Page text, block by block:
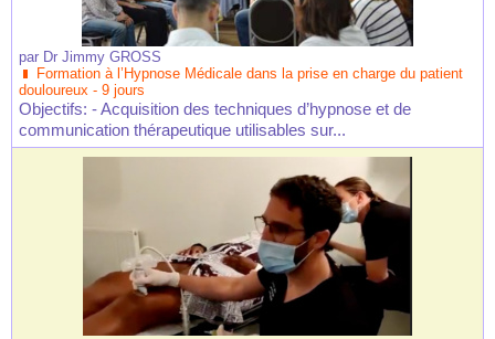
par Dr Jimmy GROSS
Formation à l’Hypnose Médicale dans la prise en charge du patient
douloureux - 9 jours
Objectifs: - Acquisition des techniques d’hypnose et de
communication thérapeutique utilisables sur...